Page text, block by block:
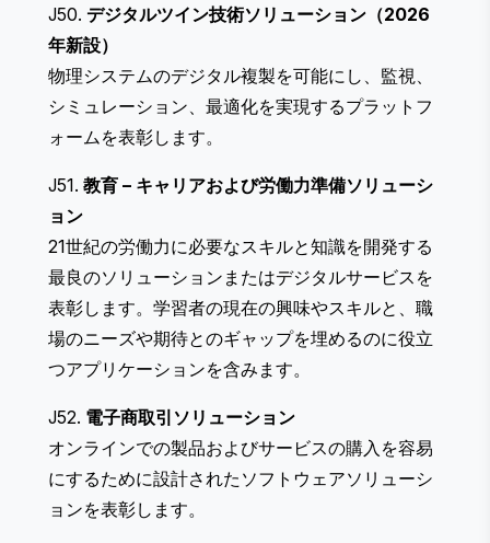
J50. デジタルツイン技術ソリューション（2026
年新設）
物理システムのデジタル複製を可能にし、監視、
シミュレーション、最適化を実現するプラットフ
ォームを表彰します。
J51. 教育 – キャリアおよび労働力準備ソリューシ
ョン
21世紀の労働力に必要なスキルと知識を開発する
最良のソリューションまたはデジタルサービスを
表彰します。学習者の現在の興味やスキルと、職
場のニーズや期待とのギャップを埋めるのに役立
つアプリケーションを含みます。
J52. 電子商取引ソリューション
オンラインでの製品およびサービスの購入を容易
にするために設計されたソフトウェアソリューシ
ョンを表彰します。